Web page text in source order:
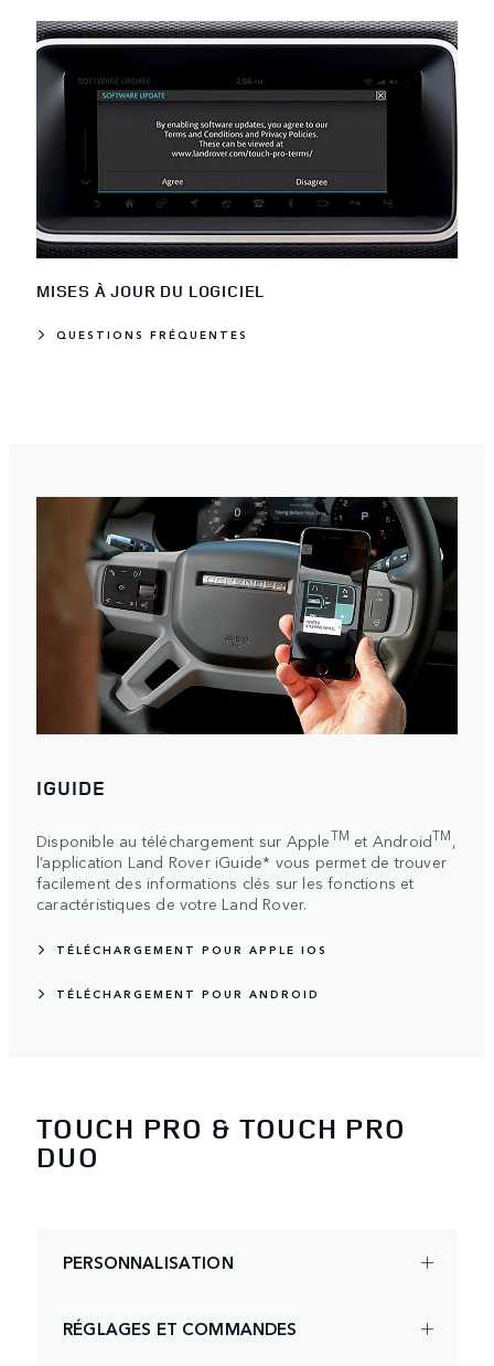
MISES À JOUR DU LOGICIEL
QUESTIONS FRÉQUENTES
IGUIDE
Disponible au téléchargement sur AppleTM et AndroidTM,
l’application Land Rover iGuide* vous permet de trouver
facilement des informations clés sur les fonctions et
caractéristiques de votre Land Rover.
TÉLÉCHARGEMENT POUR APPLE IOS
TÉLÉCHARGEMENT POUR ANDROID
TOUCH PRO & TOUCH PRO
DUO
PERSONNALISATION
RÉGLAGES ET COMMANDES